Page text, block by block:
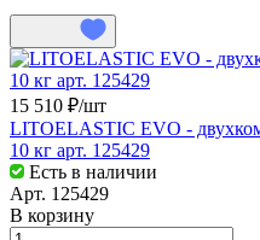
15 510 ₽/шт
LITOELASTIC EVO -
10 кг арт. 125429
Есть в наличии
Арт. 125429
В корзину